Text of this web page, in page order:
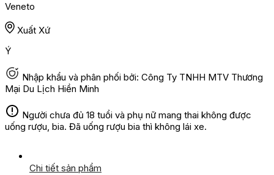
Veneto
Xuất Xứ
Ý
Nhập khẩu và phân phối bởi: Công Ty TNHH MTV Thương
Mại Du Lịch Hiền Minh
Người chưa đủ 18 tuổi và phụ nữ mang thai không được
uống rượu, bia. Đã uống rượu bia thì không lái xe.
Chi tiết sản phẩm